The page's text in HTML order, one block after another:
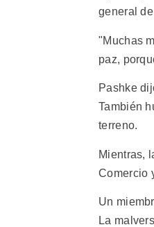
general
"Muchas
paz,
Pashke
También
terreno.
Mientras,
Comercio
Un
La